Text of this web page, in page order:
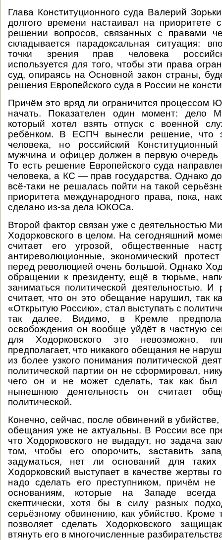
Глава Конституционного суда Валерий
долгого времени настаивал на приоритете
решении вопросов, связанных с правами
складывается парадоксальная ситуация:
точки зрения прав человека
используется для того, чтобы эти права
суд, опираясь на Основной закон страны,
решения Европейского суда в России не
Причём это вряд ли ограничится процессом
начать. Показателен один момент: дело
который хотел взять отпуск с военной
ребёнком. В ЕСПЧ вынесли решение, что
человека, но российский
мужчина и офицер должен в первую очередь
То есть решение Европейского суда
человека, а КС — прав государства. Однако
всё-таки не решалась пойти на такой
приоритета международного права, пока,
сделано из-за дела ЮКОСа.
Второй фактор связан уже с деятельностью
Ходорковского в целом. На сегодняшний
считает его угрозой, общественные
антиреволюционные, экономический
перед революцией очень большой. Однако
обращении к президенту, ещё в тюрьме,
заниматься политической деятельностью. И
считает, что он это обещание нарушил, так
«Открытую Россию», стал выступать с
так далее. Видимо, в Кремле
освобождения он вообще уйдёт в частную
для Ходорковского это невозможно,
предполагает, что никакого обещания не
из более узкого понимания политической
политической партии он не сформировал,
чего он и не может сделать, так как
нынешнюю деятельность он считает
политической.
Конечно, сейчас, после обвинений в
обещания уже не актуальны. В России все
что Ходорковского не выдадут, но задача
том, чтобы его опорочить, заставить
задуматься, нет ли оснований для
Ходорковский выступает в качестве жертвы
надо сделать его преступником, причём не
основаниям, которые на Западе всегда
скептически, хотя бы в силу разных
серьёзному обвинению, как убийство. Кроме
позволяет сделать Ходорковского
втянуть его в многочисленные